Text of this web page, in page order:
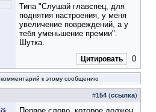
Типа "Слушай главспец, для
поднятия настроения, у меня
увеличение повреждений, а у
тебя уменьшение премии".
Шутка.
Цитировать 0
к этому сообщению
#154 (ссылка)